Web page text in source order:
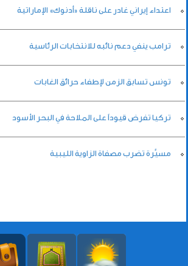
اعتداء إيراني غادر على ناقلة «أدنوك» الإماراتية
ترامب ينفي دعم نائبه للانتخابات الرئاسية
تونس تسابق الزمن لإطفاء حرائق الغابات
تركيا تفرض قيوداً على الملاحة في البحر الأسود
مسيَّرة تضرب مصفاة الزاوية الليبية